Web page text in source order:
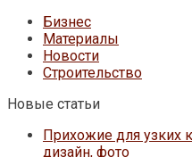
Бизнес
Материалы
Новости
Строительство
Новые статьи
Прихожие для узких
дизайн, фото